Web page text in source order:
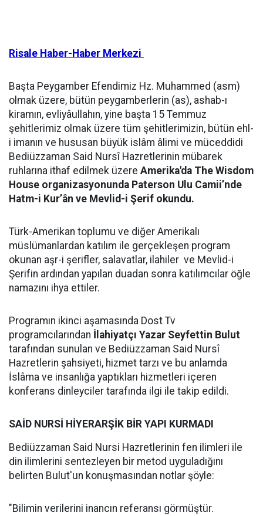
Risale Haber-Haber Merkezi
Başta Peygamber Efendimiz Hz. Muhammed (asm)
olmak üzere, bütün peygamberlerin (as), ashab-ı
kiramın, evliyâullahın, yine başta 15 Temmuz
şehitlerimiz olmak üzere tüm şehitlerimizin, bütün ehl-
i imanın ve hususan büyük islâm âlimi ve müceddidi
Bediüzzaman Said Nursî Hazretlerinin mübarek
ruhlarına ithaf edilmek üzere Amerika'da The Wisdom
House organizasyonunda Paterson Ulu Camii’nde
Hatm-i Kur’ân ve Mevlid-i Şerif okundu.
Türk-Amerikan toplumu ve diğer Amerikalı
müslümanlardan katılım ile gerçekleşen program
okunan aşr-i şerifler, salavatlar, ilahiler ve Mevlid-i
Şerifin ardından yapılan duadan sonra katılımcılar öğle
namazını ihya ettiler.
Programın ikinci aşamasında Dost Tv
programcılarından İlahiyatçı Yazar Seyfettin Bulut
tarafından sunulan ve Bediüzzaman Said Nursî
Hazretlerin şahsiyeti, hizmet tarzı ve bu anlamda
İslâma ve insanlığa yaptıkları hizmetleri içeren
konferans dinleyciler tarafında ilgi ile takip edildi.
SAİD NURSİ HİYERARŞİK BİR YAPI KURMADI
Bediüzzaman Said Nursi Hazretlerinin fen ilimleri ile
din ilimlerini sentezleyen bir metod uyguladığını
belirten Bulut'un konuşmasından notlar şöyle:
"Bilimin verilerini inancın referansı görmüştür.